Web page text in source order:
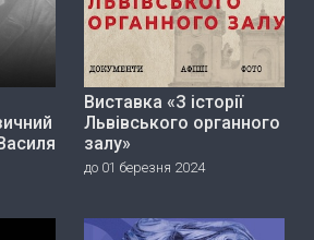
Виставка «З історії
Львівського органного
залу»
до 01 березня 2024